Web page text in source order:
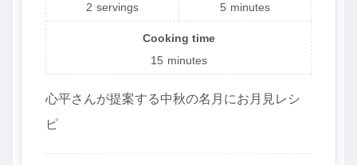
2 servings
5 minutes
Cooking time
15 minutes
心平さんが提案する中秋の名月にお月見レシ
ピ